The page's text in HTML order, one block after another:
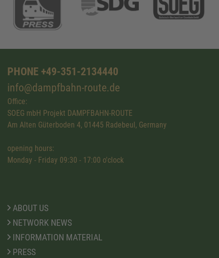
PHONE +49-351-2134440
info@dampfbahn-route.de
Office:
SOEG mbH Projekt DAMPFBAHN-ROUTE
Am Alten Güterboden 4, 01445 Radebeul, Germany
opening hours:
Monday - Friday 09:30 - 17:00 o'clock
ABOUT US
NETWORK NEWS
INFORMATION MATERIAL
PRESS